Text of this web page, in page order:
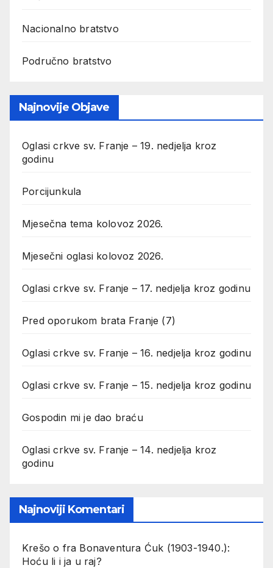
Nacionalno bratstvo
Područno bratstvo
Najnovije Objave
Oglasi crkve sv. Franje – 19. nedjelja kroz
godinu
Porcijunkula
Mjesečna tema kolovoz 2026.
Mjesečni oglasi kolovoz 2026.
Oglasi crkve sv. Franje – 17. nedjelja kroz godinu
Pred oporukom brata Franje (7)
Oglasi crkve sv. Franje – 16. nedjelja kroz godinu
Oglasi crkve sv. Franje – 15. nedjelja kroz godinu
Gospodin mi je dao braću
Oglasi crkve sv. Franje – 14. nedjelja kroz
godinu
Najnoviji Komentari
Krešo o fra Bonaventura Ćuk (1903-1940.):
Hoću li i ja u raj?